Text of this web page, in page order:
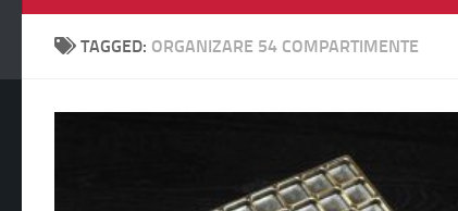
TAGGED: ORGANIZARE 54 COMPARTIMENTE